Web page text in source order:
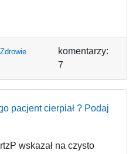
Zdrowie
komentarzy:
7
pacjent cierpiał ? Podaj
wskazał na czysto